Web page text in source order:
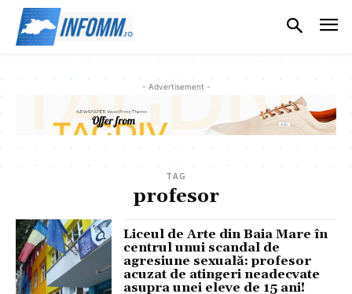
- Advertisement -
TAG
profesor
Liceul de Arte din Baia Mare în
centrul unui scandal de
agresiune sexuală: profesor
acuzat de atingeri neadecvate
asupra unei eleve de 15 ani!